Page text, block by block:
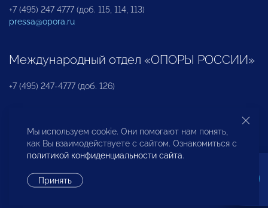
+7 (495) 247 4777 (доб. 115, 114, 113)
pressa@opora.ru
Международный отдел «ОПОРЫ РОССИИ»
+7 (495) 247-4777 (доб. 126)
Бюро по защите прав предпринимателей и
инвесторов
Мы используем cookie. Они помогают нам понять,
как Вы взаимодействуете с сайтом. Ознакомиться с
политикой конфиденциальности сайта.
Принять